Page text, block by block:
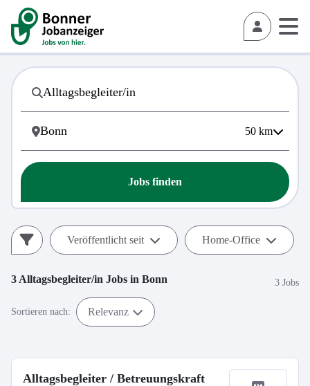
50 km
Jobs finden
Veröffentlicht seit Home-Office
3 Alltagsbegleiter/in Jobs in Bonn 3 Jobs
Sortieren nach: Relevanz
Alltagsbegleiter / Betreuungskraft